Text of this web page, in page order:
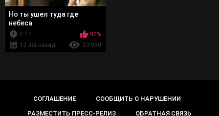
Но ты ушел туда где
небеса
2:17
92%
12 лет назад
23 050
СОГЛАШЕНИЕ
СООБЩИТЬ О НАРУШЕНИИ
РАЗМЕСТИТЬ ПРЕСС-РЕЛИЗ
ОБРАТНАЯ СВЯЗЬ